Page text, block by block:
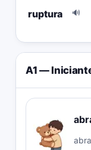
ruptura 🔊
A1 —